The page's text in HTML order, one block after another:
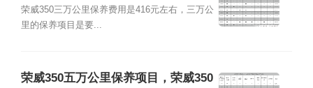
三万公里保养费用
荣威350三万公里保养费用是416元左右，三万公
里的保养项目是要...
荣威350五万公里保养项目，荣威350